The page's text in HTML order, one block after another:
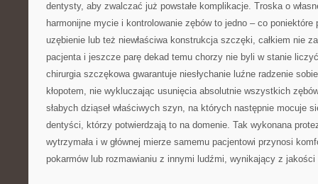
dentysty, aby zwalczać już powstałe komplikacje. Troska o
harmonijne mycie i kontrolowanie zębów to jedno – co
uzębienie lub też niewłaściwa konstrukcja szczęki, całkiem nie
pacjenta i jeszcze parę dekad temu chorzy nie byli w stanie
chirurgia szczękowa gwarantuje niesłychanie luźne radzenie
kłopotem, nie wykluczając usunięcia absolutnie wszystkich
słabych dziąseł właściwych szyn, na których następnie mocuje
dentyści, którzy potwierdzają to na domenie. Tak wykonana
wytrzymała i w głównej mierze samemu pacjentowi przynosi
pokarmów lub rozmawianiu z innymi ludźmi, wynikający z